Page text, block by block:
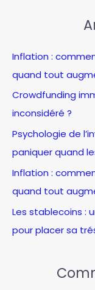
opportunité
saisir
en
2026
r
c
h
e
r
:
Inflation :
quand tout
Crowdfunding
inconsidéré ?
Psychologie de
paniquer quand
Inflation :
quand tout
Les stablecoins :
pour placer sa